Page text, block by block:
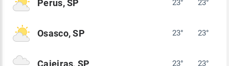
Perus, SP 23° 23°
Osasco, SP 23° 23°
23° 23°